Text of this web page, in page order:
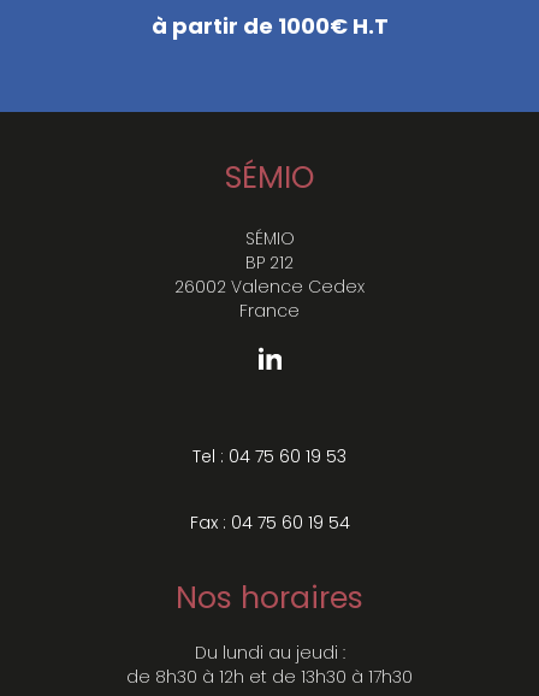
à partir de 1000€ H.T
SÉMIO
SÉMIO
BP 212
26002 Valence Cedex
France
Tel : 04 75 60 19 53
Fax : 04 75 60 19 54
Nos horaires
Du lundi au jeudi :
de 8h30 à 12h et de 13h30 à 17h30